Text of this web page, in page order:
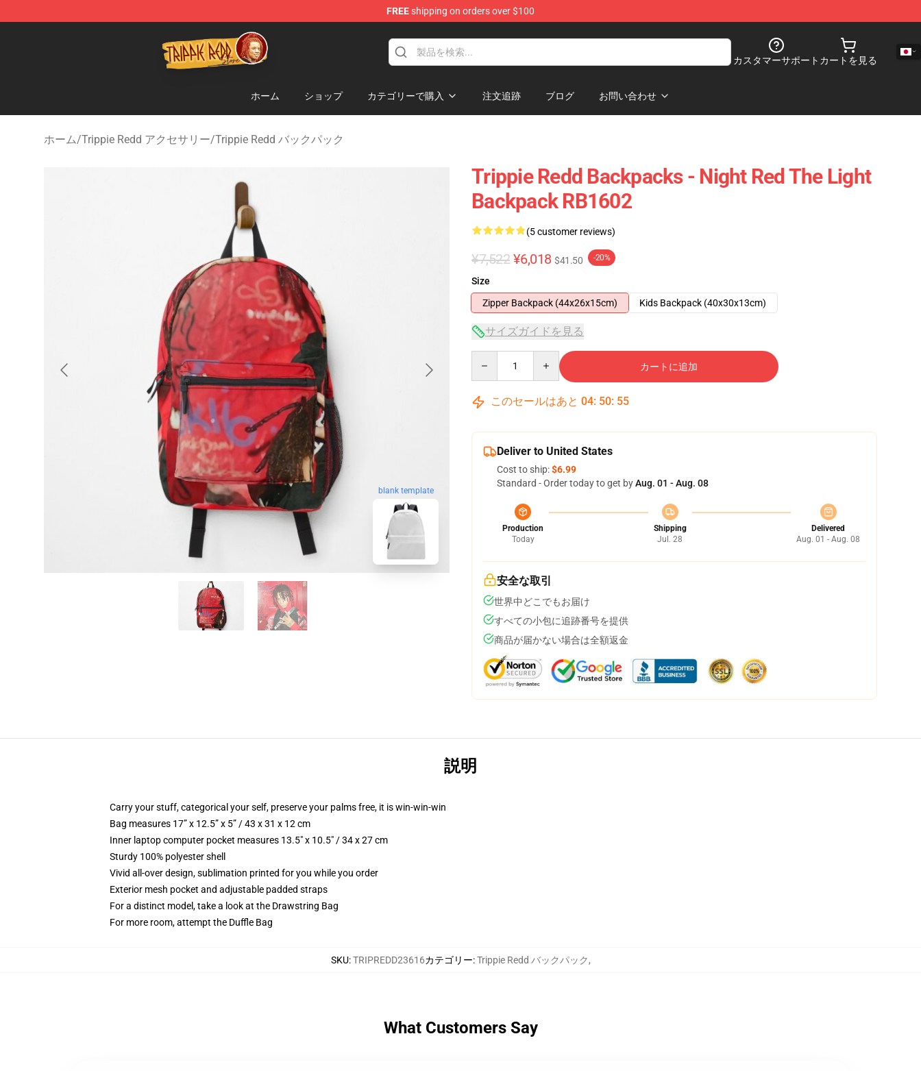
FREEshipping on orders over $100
Trippie Redd Store - Official Trippie Redd Merchandise Shop
カスタマーサポート カートを見る
ホーム ショップ カテゴリーで購入 注文追跡 ブログ お問い合わせ
ホーム/Trippie Redd アクセサリー/Trippie Redd バックパック
blank template
Trippie Redd Backpacks - Night Red The Light
Backpack RB1602
(5 customer reviews)
¥7,522 ¥6,018 $41.50 -20%
Size
Zipper Backpack (44x26x15cm)
Kids Backpack (40x30x13cm)
サイズガイドを見る
カートに追加
このセールはあと 04: 50: 54
Deliver to United States
Cost to ship:$6.99
Standard - Order today to get byAug. 01 - Aug. 08
Production
Today
Shipping
Jul. 28
Delivered
Aug. 01 - Aug. 08
安全な取引
世界中どこでもお届け
すべての小包に追跡番号を提供
商品が届かない場合は全額返金
説明
Carry your stuff, categorical your self, preserve your palms free, it is win-win-win
Bag measures 17” x 12.5” x 5” / 43 x 31 x 12 cm
Inner laptop computer pocket measures 13.5" x 10.5" / 34 x 27 cm
Sturdy 100% polyester shell
Vivid all-over design, sublimation printed for you while you order
Exterior mesh pocket and adjustable padded straps
For a distinct model, take a look at the Drawstring Bag
For more room, attempt the Duffle Bag
SKU:TRIPREDD23616カテゴリー:Trippie Redd バックパック,
What Customers Say